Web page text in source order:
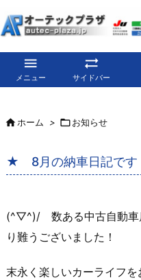

メニュー

サイドバー
ホーム > お知らせ
★ 8月の納車日記
(^▽^)/ 数ある中古自動車
り難うございました！
末永く楽しいカーライフ